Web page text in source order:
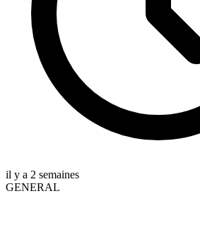
il y a 2 semaines
GENERAL